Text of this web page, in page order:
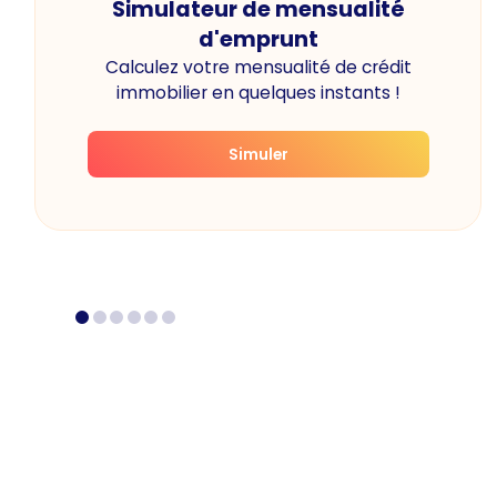
Simulateur de mensualité
d'emprunt
Calculez votre mensualité de crédit
immobilier en quelques instants !
Simuler